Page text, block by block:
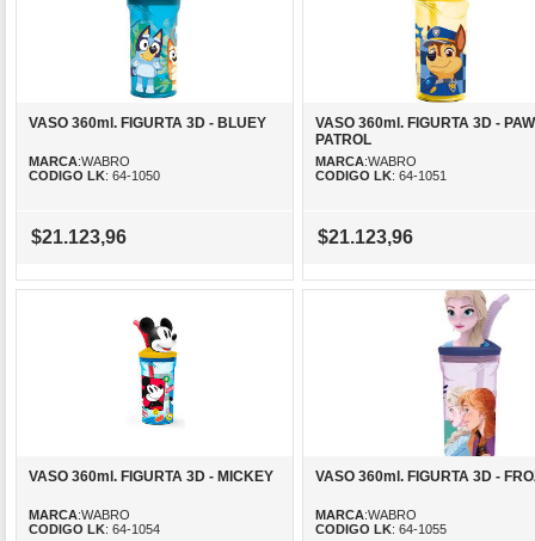
VASO 360ml. FIGURTA 3D - BLUEY
MARCA:WABRO
CODIGO LK: 64-1050
$21.123,96
VASO 360ml. FIGURTA 3D - PAW
PATROL
MARCA:WABRO
CODIGO LK: 64-1051
$21.123,96
VASO 360ml. FIGURTA 3D - MICKEY
MARCA:WABRO
CODIGO LK: 64-1054
VASO 360ml. FIGURTA 3D -
MARCA:WABRO
CODIGO LK: 64-1055